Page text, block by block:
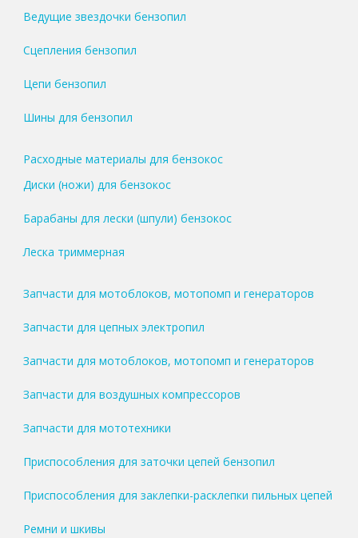
Ведущие звездочки бензопил
Сцепления бензопил
Цепи бензопил
Шины для бензопил
Расходные материалы для бензокос
Диски (ножи) для бензокос
Барабаны для лески (шпули) бензокос
Леска триммерная
Запчасти для мотоблоков, мотопомп и генераторов
Запчасти для цепных электропил
Запчасти для мотоблоков, мотопомп и генераторов
Запчасти для воздушных компрессоров
Запчасти для мототехники
Приспособления для заточки цепей бензопил
Приспособления для заклепки-расклепки пильных цепей
Ремни и шкивы